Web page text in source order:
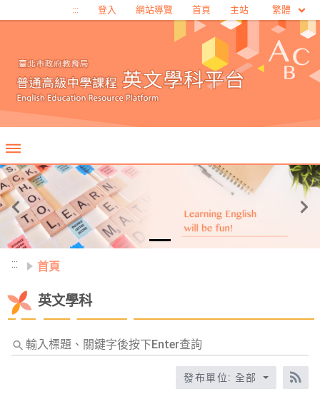
移至網頁之主要內容區位置
::: 登入 網站導覽 首頁 主站 繁體
Previous
::: 首頁
英文學科
輸
入
發布單位: 全部